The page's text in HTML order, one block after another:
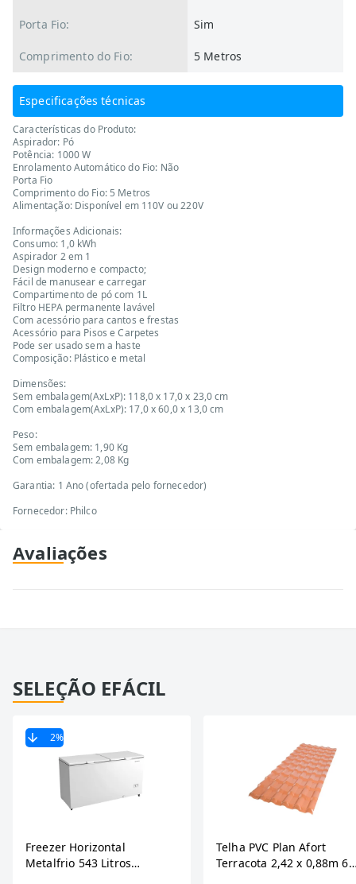
Porta Fio: Sim
Comprimento do Fio: 5 Metros
Especificações técnicas
Características do Produto:
Aspirador: Pó
Potência: 1000 W
Enrolamento Automático do Fio: Não
Porta Fio
Comprimento do Fio: 5 Metros
Alimentação: Disponível em 110V ou 220V
Informações Adicionais:
Consumo: 1,0 kWh
Aspirador 2 em 1
Design moderno e compacto;
Fácil de manusear e carregar
Compartimento de pó com 1L
Filtro HEPA permanente lavável
Com acessório para cantos e frestas
Acessório para Pisos e Carpetes
Pode ser usado sem a haste
Composição: Plástico e metal
Dimensões:
Sem embalagem(AxLxP): 118,0 x 17,0 x 23,0 cm
Com embalagem(AxLxP): 17,0 x 60,0 x 13,0 cm
Peso:
Sem embalagem: 1,90 Kg
Com embalagem: 2,08 Kg
Garantia: 1 Ano (ofertada pelo fornecedor)
Fornecedor: Philco
Avaliações
SELEÇÃO EFÁCIL
2%
Freezer Horizontal
Metalfrio 543 Litros
Telha PVC Plan Afort
Terracota 2,42 x 0,88m 6